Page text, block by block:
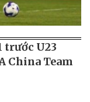
trước U23
China Team